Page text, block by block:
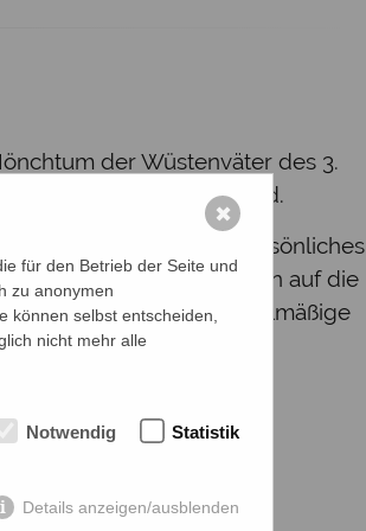
der Wüstenväter des 3.
wiederholt wird.
Bibel oder auch ein persönliches
Kraft hat. Das Lauschen auf die
Geheimnis. Durch regelmäßige
werden.
sind Elemente des
Kronaus, MAS
für den Betrieb der Seite und
zu anonymen
können selbst entscheiden,
nicht mehr alle
Notwendig Statistik
Details anzeigen/ausblenden
✖